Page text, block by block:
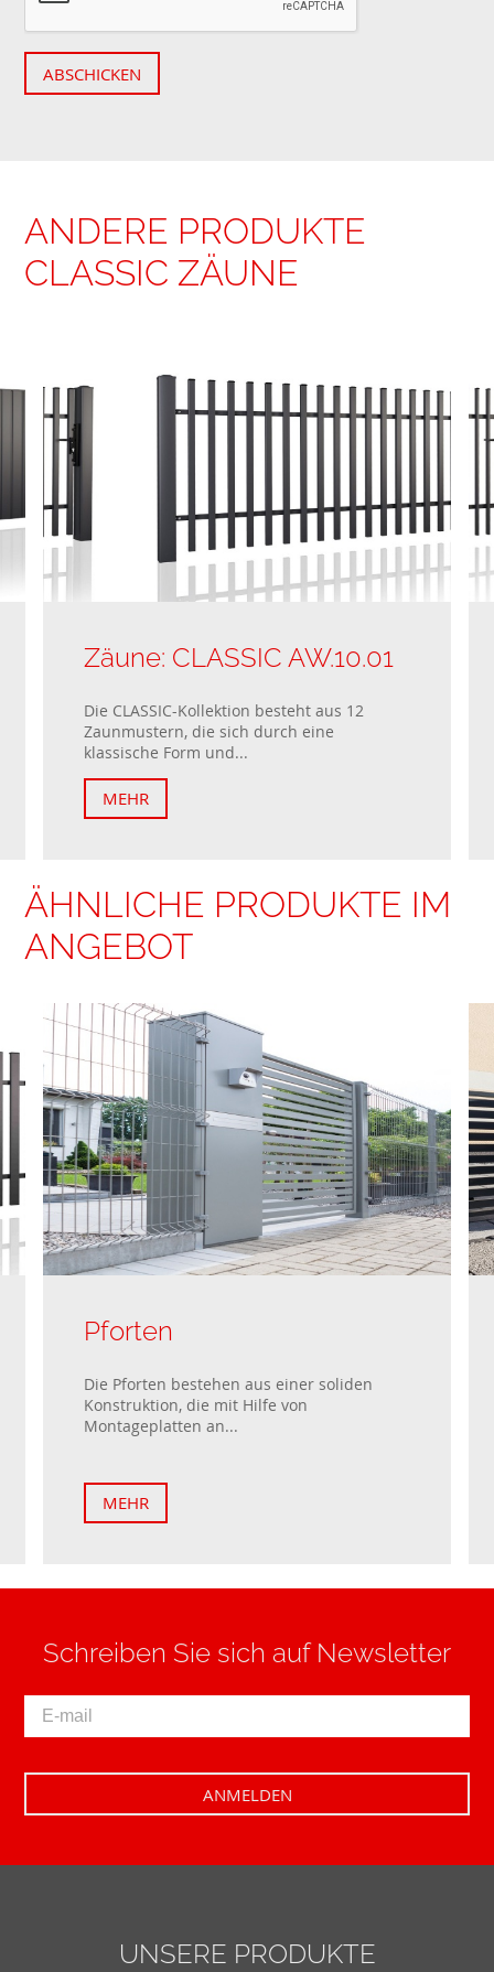
ABSCHICKEN
ANDERE PRODUKTE
CLASSIC ZÄUNE
Zäune: CLASSIC AW.10.01
Die CLASSIC-Kollektion besteht aus 12
Zaunmustern, die sich durch eine
klassische Form und...
MEHR
ÄHNLICHE PRODUKTE IM
ANGEBOT
Pforten
Die Pforten bestehen aus einer soliden
Konstruktion, die mit Hilfe von
Montageplatten an...
MEHR
Schreiben Sie sich auf Newsletter
UNSERE PRODUKTE